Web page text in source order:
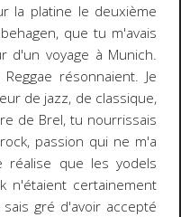
la platine le deuxième
que tu m'avais
d'un voyage à Munich.
résonnaient. Je
de jazz, de classique,
de Brel, tu nourrissais
passion qui ne m'a
réalise que les yodels
n'étaient certainement
gré d'avoir accepté